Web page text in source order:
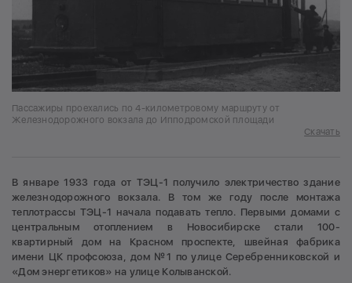
Пассажиры проехались по 4-километровому маршруту от
Железнодорожного вокзала до Ипподромской площади
Скачать
В январе 1933 года от ТЭЦ-1 получило электричество здание
железнодорожного вокзала. В том же году после монтажа
теплотрассы ТЭЦ-1 начала подавать тепло. Первыми домами с
центральным отоплением в Новосибирске стали 100-
квартирный дом на Красном проспекте, швейная фабрика
имени ЦК профсоюза, дом №1 по улице Серебренниковской и
«Дом энергетиков» на улице Колыванской.